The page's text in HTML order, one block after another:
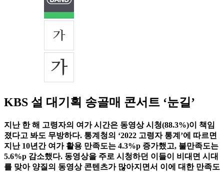
KBS 설 대기획 송골매 콘서트 ‘눈길’
지난 한 해 고령자의 여가 시간은 동영상 시청(88.3%)이 책임
졌다고 봐도 무방하다. 통계청의 ‘2022 고령자 통계’에 따르면
지난 10년간 여가 활용 만족도는 4.3%p 증가했고, 불만족도는
5.6%p 감소했다. 동영상을 주로 시청하던 이들이 비대면 시대
를 맞아 양질의 동영상 콘텐츠가 많아지면서 이에 대한 만족도